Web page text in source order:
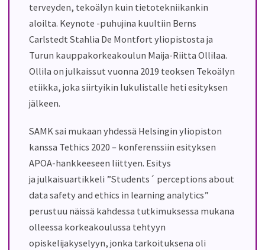
terveyden, tekoälyn kuin tietotekniikankin
aloilta. Keynote -puhujina kuultiin Berns
Carlstedt Stahlia De Montfort yliopistosta ja
Turun kauppakorkeakoulun Maija-Riitta Ollilaa.
Ollila on julkaissutvuonna 2019 teoksen Tekoälyn
etiikka, joka siirtyikin lukulistalle heti esityksen
jälkeen.
SAMK sai mukaan yhdessä Helsingin yliopiston
kanssa Tethics 2020 – konferenssiinesityksen
APOA-hankkeeseen liittyen. Esitys
jajulkaisuartikkeli ”Students´ perceptions about
data safety and ethics in learning analytics”
perustuu näissä kahdessa tutkimuksessa mukana
olleessa korkeakoulussa tehtyyn
opiskelijakyselyyn, jonka tarkoituksena oli